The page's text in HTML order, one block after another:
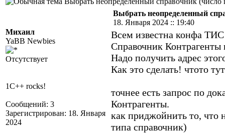
Михаил
YaBB Newbies
Отсутствует
1C++ rocks!
Сообщений: 3
Зарегистрирован: 18. Января
2024
Выбрать неопределенный
18. Января 2024 :: 19:40
Всем известна конфа
Справочник
Надо получить адрес
Как это сделать! чтото
точнее есть запрос по
Контрагенты.
как приджойнить то, что
типа справочник)